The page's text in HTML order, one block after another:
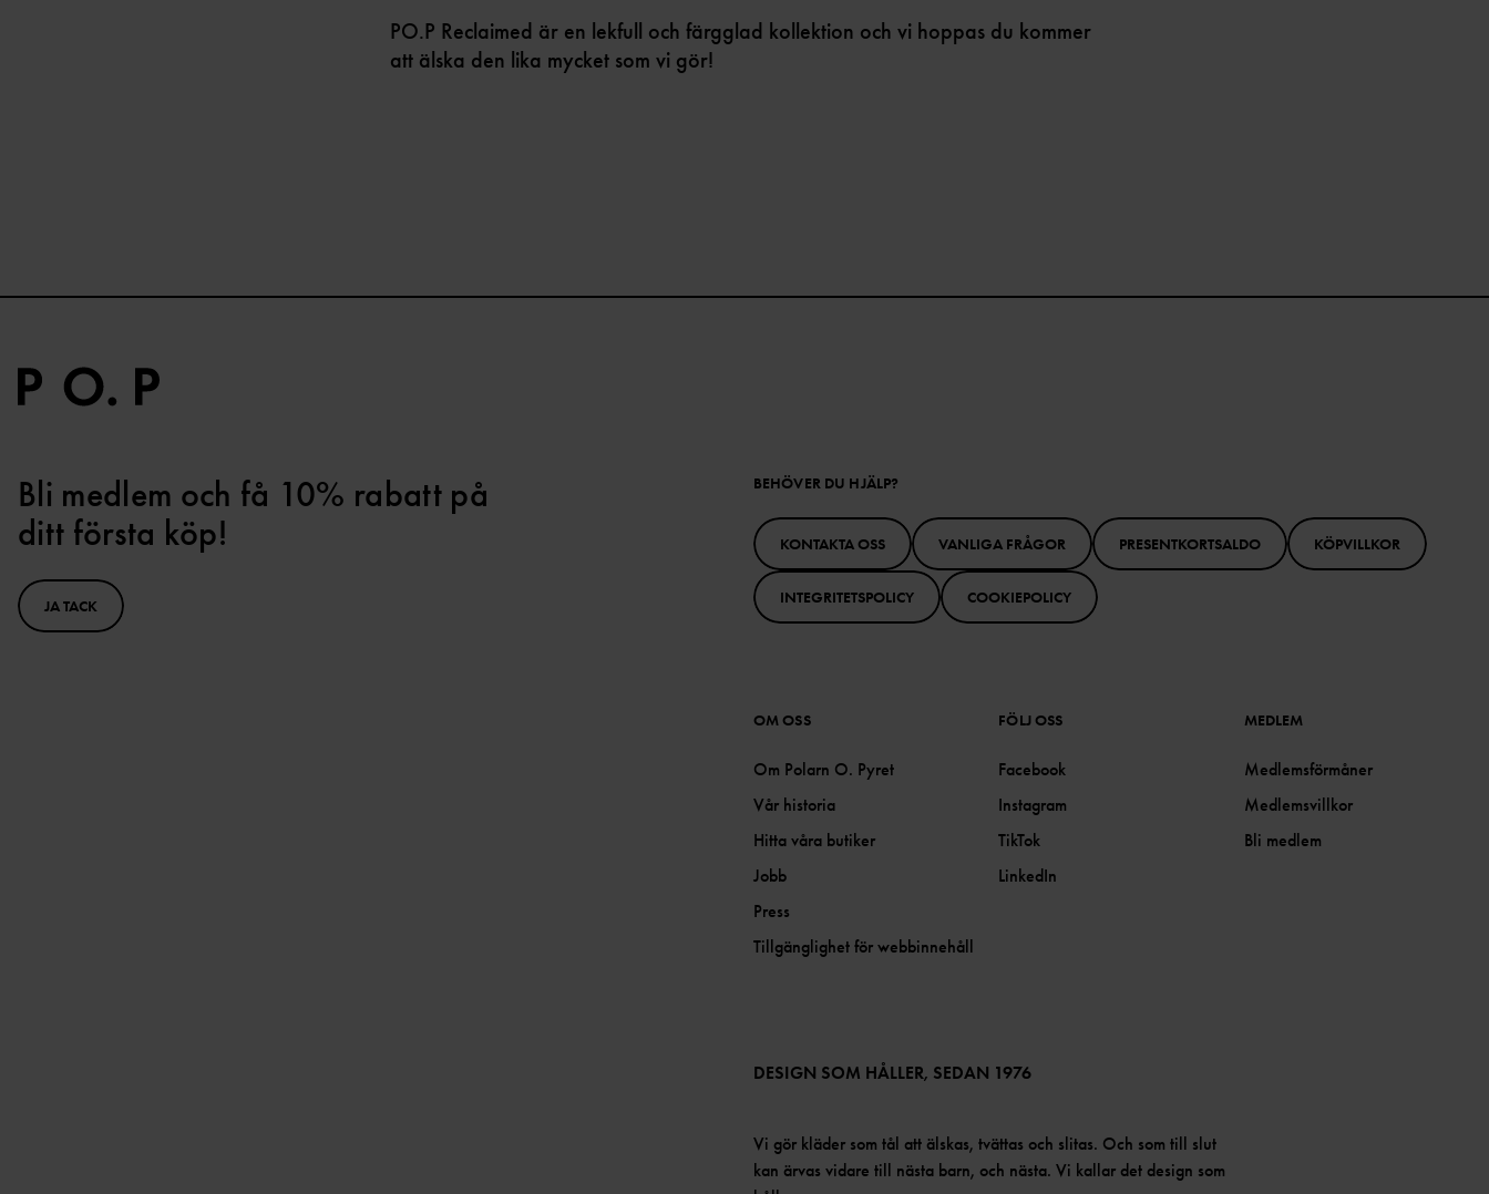
PO.P Reclaimed är en lekfull och färgglad kollektion och vi hoppas du kommer
att älska den lika mycket som vi gör!
Bli medlem och få 10% rabatt på
ditt första köp!
JA TACK
BEHÖVER DU HJÄLP?
KONTAKTA OSS VANLIGA FRÅGOR PRESENTKORTSALDO KÖPVILLKOR
INTEGRITETSPOLICY COOKIEPOLICY
OM OSS
Om Polarn O. Pyret
Vår historia
Hitta våra butiker
Jobb
Press
Tillgänglighet för webbinnehåll
FÖLJ OSS
Facebook
Instagram
TikTok
LinkedIn
MEDLEM
Medlemsförmåner
Medlemsvillkor
Bli medlem
DESIGN SOM HÅLLER, SEDAN 1976
Vi gör kläder som tål att älskas, tvättas och slitas. Och som till slut
kan ärvas vidare till nästa barn, och nästa. Vi kallar det design som